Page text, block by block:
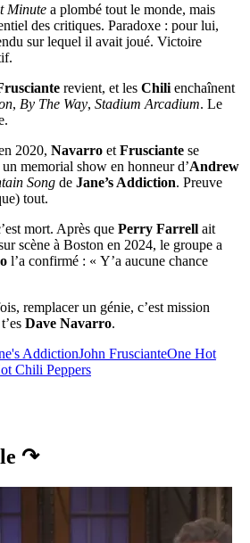
Minute a plombé tout le monde, mais
des critiques. Paradoxe : pour lui,
sur lequel il avait joué. Victoire
revient, et les Chili enchaînent
, By The Way, Stadium Arcadium. Le
2020, Navarro et Frusciante se
memorial show en honneur d’Andrew
Song de Jane’s Addiction. Preuve
tout.
mort. Après que Perry Farrell ait
scène à Boston en 2024, le groupe a
l’a confirmé : « Y’a aucune chance
remplacer un génie, c’est mission
Dave Navarro.
AddictionJohn FruscianteOne Hot
Chili Peppers
↷